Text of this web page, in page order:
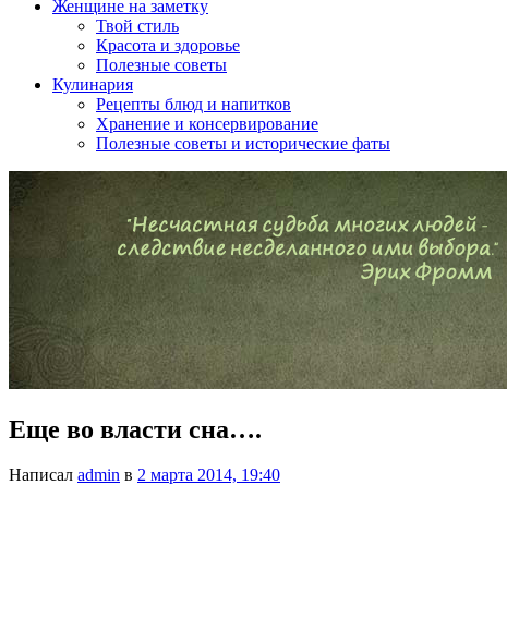
Женщине на заметку
Твой стиль
Красота и здоровье
Полезные советы
Кулинария
Рецепты блюд и напитков
Хранение и консервирование
Полезные советы и исторические фаты
Еще во власти сна….
Написал admin в 2 марта 2014, 19:40